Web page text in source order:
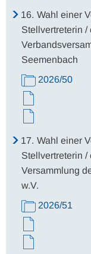
16. Wahl einer
Stellvertreterin /
Seemenbach
2026/50
17. Wahl einer
Stellvertreterin /
Versammlung
w.V.
2026/51